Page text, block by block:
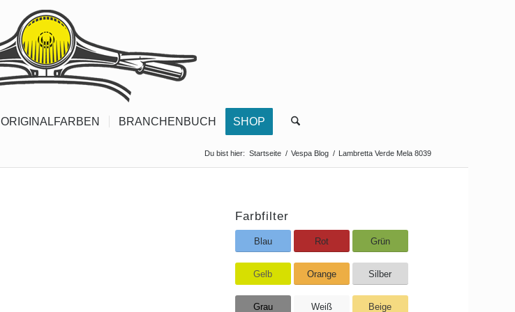
ORIGINALFARBEN BRANCHENBUCH SHOP
Du bist hier: Startseite / Vespa Blog / Lambretta Verde Mela 8039
Farbfilter
Blau Rot Grün
Gelb Orange Silber
Grau Weiß Beige